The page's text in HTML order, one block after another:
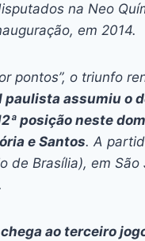
na Neo
em 2014.
pontos”, o triunfo
assumiu o
posição neste
e Santos. A
de Brasília), em
chega ao terceiro